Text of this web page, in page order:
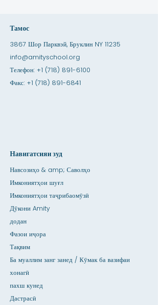
Тамос
3867 Шор Парквэй, Бруклин NY 11235
info@amityschool.org
Телефон: +1 (718) 891-6100
Факс: +1 (718) 891-6841
Навигатсияи зуд
Навсозиҳо & amp; Саволҳо
Имкониятҳои шуғл
Имкониятҳои таҷрибаомӯзӣ
Дӯкони Amity
додан
Фазои иҷора
Тақвим
Ба муаллим занг занед / Кӯмак ба вазифаи
хонагӣ
пахш кунед
Дастрасӣ